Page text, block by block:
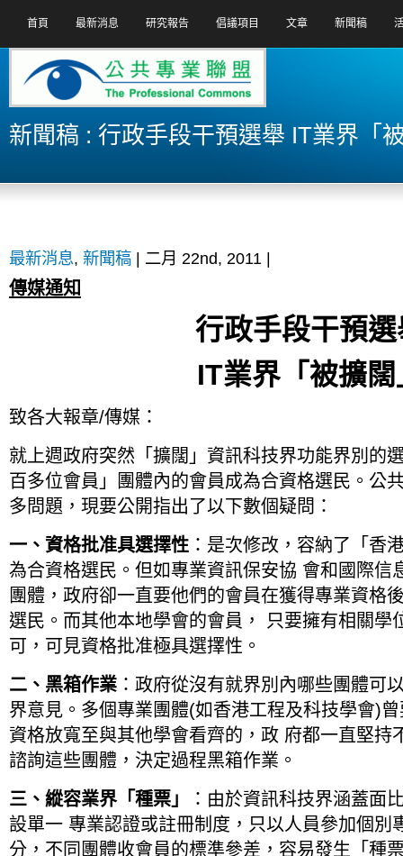
首頁 最新消息 研究報告 倡議項目 文章 新聞稿
新聞稿 : 行政手段干預選舉 IT業界「
最新消息, 新聞稿 | 二月 22nd, 2011 |
傳媒通知
行政手段干預選
IT業界「被擴闊
致各大報章/傳媒：
就上週政府突然「擴闊」資訊科技界功能界別的
百多位會員」團體內的會員成為合資格選民。公
多問題，現要公開指出了以下數個疑問：
一、資格批准具選擇性 ：是次修改，容納了「香
為合資格選民。但如專業資訊保安協 會和國際信
團體，政府卻一直要他們的會員在獲得專業資格
選民。而其他本地學會的會員， 只要擁有相關學
可，可見資格批准極具選擇性。
二、黑箱作業 ：政府從沒有就界別內哪些團體可
界意見。多個專業團體(如香港工程及科技學會)
資格放寬至與其他學會看齊的，政 府都一直堅持
諮詢這些團體，決定過程黑箱作業。
三、縱容業界「種票」
：由於資訊科技界涵蓋面
設單一 專業認證或註冊制度，只以人員參加個別
分，不同團體收會員的標準參差，容易發生「種